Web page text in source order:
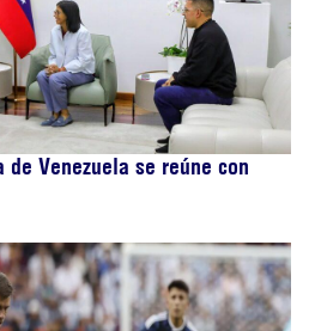
de Venezuela se reúne con